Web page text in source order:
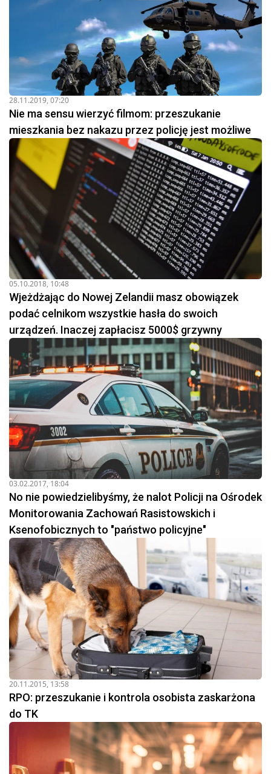
28.11.2019, 07:20
Nie ma sensu wierzyć filmom: przeszukanie
mieszkania bez nakazu przez policję jest możliwe
05.10.2018, 10:48
Wjeżdżając do Nowej Zelandii masz obowiązek
podać celnikom wszystkie hasła do swoich
urządzeń. Inaczej zapłacisz 5000$ grzywny
03.02.2017, 18:04
No nie powiedzielibyśmy, że nalot Policji na Ośrodek
Monitorowania Zachowań Rasistowskich i
Ksenofobicznych to "państwo policyjne"
20.11.2015, 13:58
RPO: przeszukanie i kontrola osobista zaskarżona
do TK